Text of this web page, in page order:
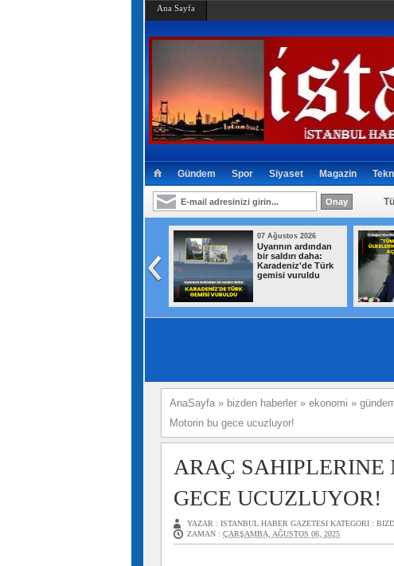
Ana Sayfa
Gündem Spor Siyaset Magazin
Hatay'da 8 bin 500
07 Ağustos 2026
Uyarının ardından
bir saldırı daha:
Karadeniz'de Türk
gemisi vuruldu
AnaSayfa » bizden haberler » ekonomi »
Motorin bu gece ucuzluyor!
ARAÇ SAHIPLERINE
GECE UCUZLUYOR!
YAZAR : ISTANBUL HABER GAZETESI KATEGORI :
ZAMAN : ÇARŞAMBA, AĞUSTOS 06, 2025